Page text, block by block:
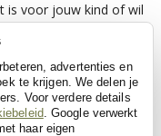
is voor jouw kind of wil
binnen ons
graag met je mee,
glimlach de buurt kan
hem of haar past.
advertenties en
te krijgen. We delen je
Voor verdere details
. Google verwerkt
haar eigen